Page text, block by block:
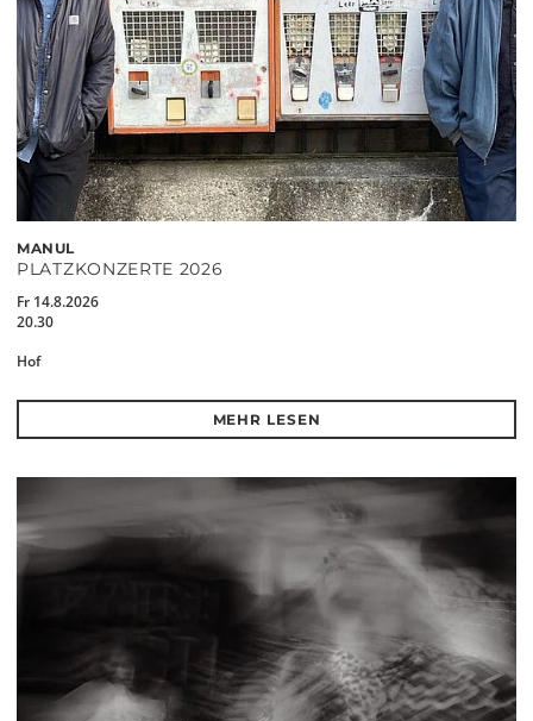
MANUL
PLATZKONZERTE 2026
Fr 14.8.2026
20.30
Hof
MEHR LESEN